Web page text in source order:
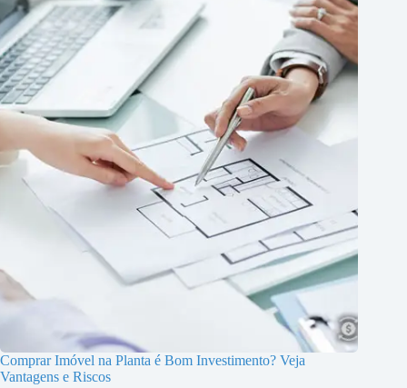
Comprar Imóvel na Planta é Bom Investimento? Veja
Vantagens e Riscos